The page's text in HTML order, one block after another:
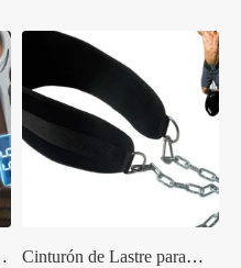
$11.99
hasta
$12.50
Cinturón de Lastre para